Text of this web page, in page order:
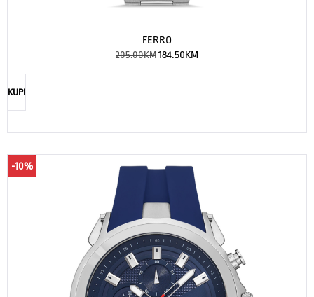
FERRO
205.00KM184.50KM
KUPI
-10%